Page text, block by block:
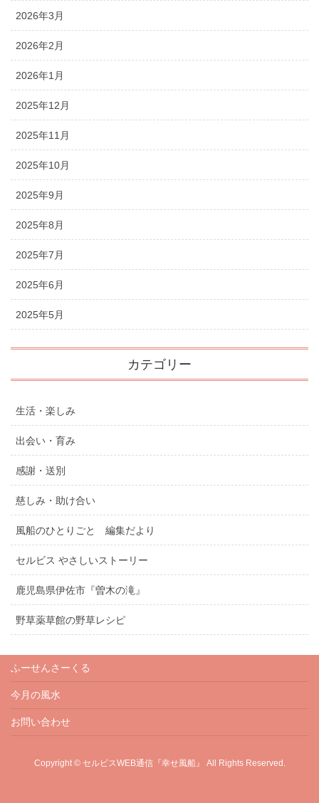
2026年3月
2026年2月
2026年1月
2025年12月
2025年11月
2025年10月
2025年9月
2025年8月
2025年7月
2025年6月
2025年5月
カテゴリー
生活・楽しみ
出会い・育み
感謝・送別
慈しみ・助け合い
風船のひとりごと 編集だより
セルビス やさしいストーリー
鹿児島県伊佐市『曽木の滝』
野草薬草館の野草レシピ
ふーせんさーくる
今月の風水
お問い合わせ
Copyright © セルビスWEB通信『幸せ風船』 All Rights Reserved.